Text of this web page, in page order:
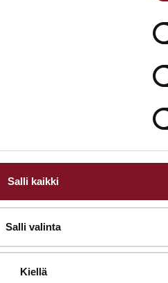
Salli kaikki
Salli valinta
Kiellä
Tarjouspyyntölomake